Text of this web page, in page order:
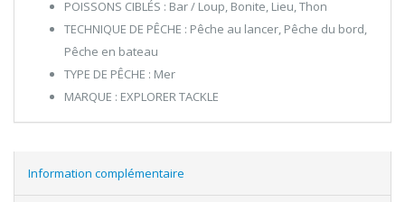
POISSONS CIBLÉS : Bar / Loup, Bonite, Lieu, Thon
TECHNIQUE DE PÊCHE : Pêche au lancer, Pêche du bord,
Pêche en bateau
TYPE DE PÊCHE : Mer
MARQUE : EXPLORER TACKLE
Information complémentaire